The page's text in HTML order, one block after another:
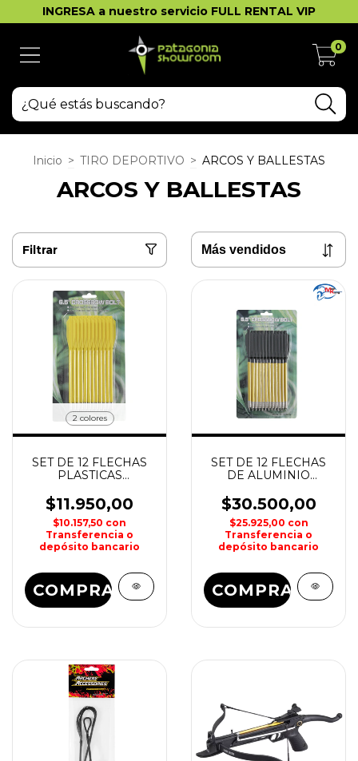
INGRESA a nuestro servicio FULL RENTAL VIP
0
Inicio > TIRO DEPORTIVO > ARCOS Y BALLESTAS
ARCOS Y BALLESTAS
Filtrar
2 colores
SET DE 12 FLECHAS
PLASTICAS
MAN KUNG
$11.950,00
$10.157,50 con
Transferencia o
depósito bancario
COMPRAR
SET DE 12 FLECHAS
DE ALUMINIO
MAN KUNG
$30.500,00
$25.925,00 con
Transferencia o
depósito bancario